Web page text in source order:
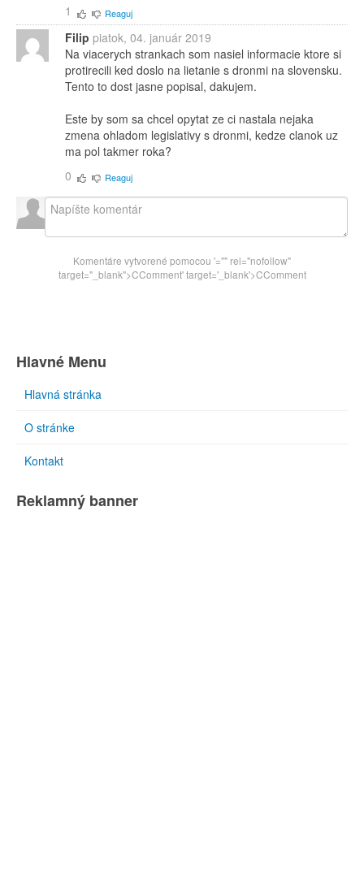
1
Reaguj
Filip piatok, 04. január 2019
Na viacerych strankach som nasiel informacie ktore si
protirecili ked doslo na lietanie s dronmi na slovensku.
Tento to dost jasne popisal, dakujem.
Este by som sa chcel opytat ze ci nastala nejaka
zmena ohladom legislativy s dronmi, kedze clanok uz
ma pol takmer roka?
0
Reaguj
Komentáre vytvorené pomocou '="" rel="nofollow"
target="_blank">CComment' target='_blank'>CComment
Hlavné Menu
Hlavná stránka
O stránke
Kontakt
Reklamný banner